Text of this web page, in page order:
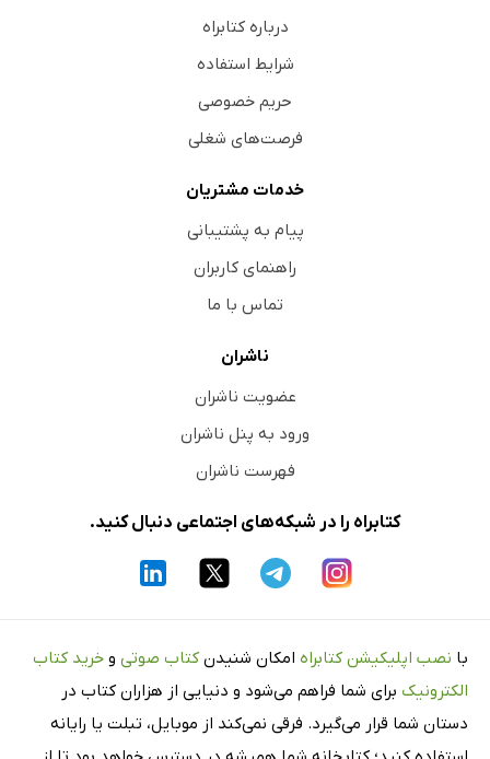
درباره کتابراه
شرایط استفاده
حریم خصوصی
فرصت‌های شغلی
خدمات مشتریان
پیام به پشتیبانی
راهنمای کاربران
تماس با ما
ناشران
عضویت ناشران
ورود به پنل ناشران
فهرست ناشران
کتابراه را در شبکه‌های اجتماعی دنبال کنید.
با نصب اپلیکیشن کتابراه امکان شنیدن کتاب صوتی و خرید کتاب
الکترونیک برای شما فراهم می‌شود و دنیایی از هزاران کتاب در
دستان شما قرار می‌گیرد. فرقی نمی‌کند از موبایل، تبلت یا رایانه